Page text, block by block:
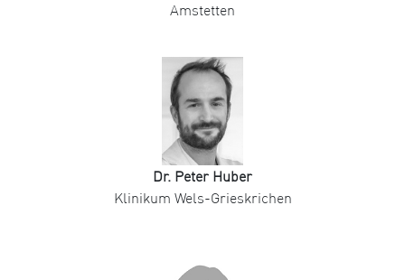
Amstetten
Dr. Peter Huber
Klinikum Wels-Grieskrichen